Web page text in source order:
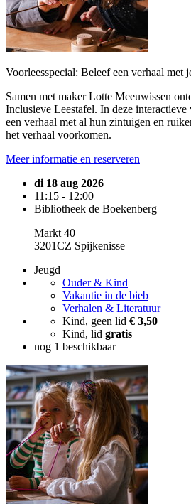
Voorleesspecial: Beleef een verhaal met
Samen met maker Lotte Meeuwissen
Inclusieve Leestafel. In deze interactieve
een verhaal met al hun zintuigen en
het verhaal voorkomen.
Meer informatie en reserveren
di 18 aug 2026
11:15 - 12:00
Bibliotheek de Boekenberg
Markt 40
3201CZ Spijkenisse
Jeugd
Ouder & Kind
Vakantie in de bieb
Verhalen & Literatuur
Kind, geen lid € 3,50
Kind, lid gratis
nog 1 beschikbaar